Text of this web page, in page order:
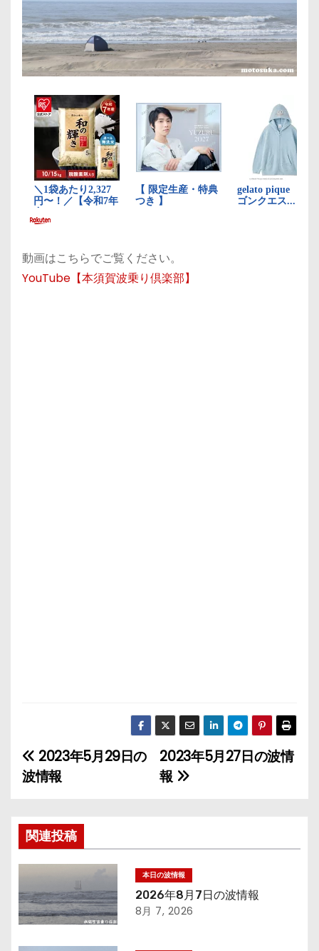
動画はこちらでご覧ください。
YouTube【本須賀波乗り倶楽部】
投
稿
ナ
ビ
ゲ
ー
シ
2023年5月27日の波情
報
2023年5月29日の
波情報
関連投稿
本日の波情報
2026年8月7日の波情報
8月 7, 2026